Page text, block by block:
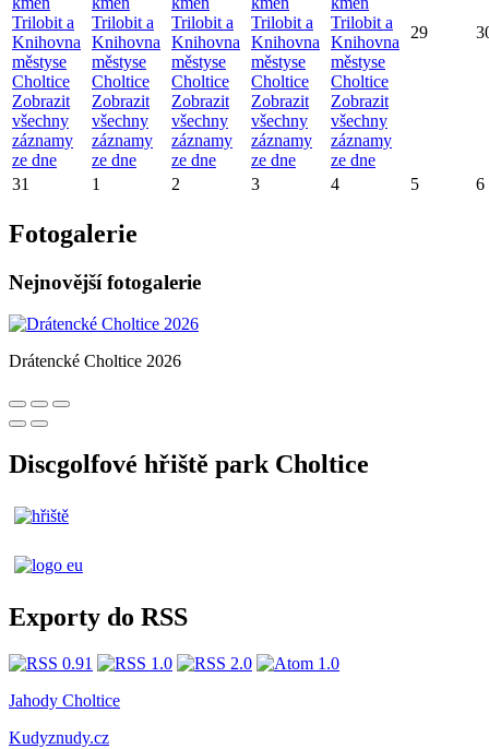
Trilobit a
Knihovna
městyse
Choltice
Zobrazit
všechny
záznamy
ze dne
Trilobit a
Knihovna
městyse
Choltice
Zobrazit
všechny
záznamy
ze dne
Trilobit a
Knihovna
městyse
Choltice
Zobrazit
všechny
záznamy
ze dne
Trilobit a
Knihovna
městyse
Choltice
Zobrazit
všechny
záznamy
ze dne
Trilobit a
Knihovna
městyse
Choltice
Zobrazit
všechny
záznamy
ze dne
29
31 1 2 3 4 5 6
Fotogalerie
Nejnovější fotogalerie
Drátencké Choltice 2026
Discgolfové hřiště park Choltice
Exporty do RSS
Jahody Choltice
Kudyznudy.cz